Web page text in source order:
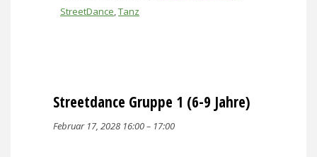
StreetDance,Tanz
Streetdance Gruppe 1 (6-9 Jahre)
Februar 17, 2028 16:00– 17:00